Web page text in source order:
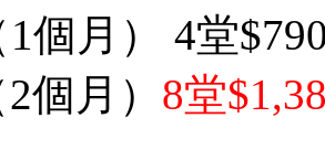
個月） 4堂
個月） 8堂